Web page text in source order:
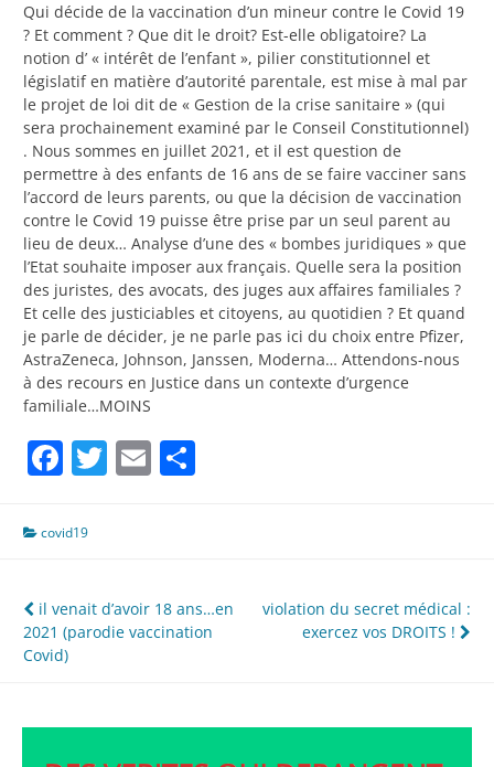
Qui décide de la vaccination d’un mineur contre le Covid 19
? Et comment ? Que dit le droit? Est-elle obligatoire? La
notion d’ « intérêt de l’enfant », pilier constitutionnel et
législatif en matière d’autorité parentale, est mise à mal par
le projet de loi dit de « Gestion de la crise sanitaire » (qui
sera prochainement examiné par le Conseil Constitutionnel)
. Nous sommes en juillet 2021, et il est question de
permettre à des enfants de 16 ans de se faire vacciner sans
l’accord de leurs parents, ou que la décision de vaccination
contre le Covid 19 puisse être prise par un seul parent au
lieu de deux… Analyse d’une des « bombes juridiques » que
l’Etat souhaite imposer aux français. Quelle sera la position
des juristes, des avocats, des juges aux affaires familiales ?
Et celle des justiciables et citoyens, au quotidien ? Et quand
je parle de décider, je ne parle pas ici du choix entre Pfizer,
AstraZeneca, Johnson, Janssen, Moderna… Attendons-nous
à des recours en Justice dans un contexte d’urgence
familiale…MOINS
Facebook
Twitter
Email
covid19
Navigation
de
il venait d’avoir 18 ans…en
2021 (parodie vaccination
Covid)
violation du secret médical :
exercez vos DROITS !